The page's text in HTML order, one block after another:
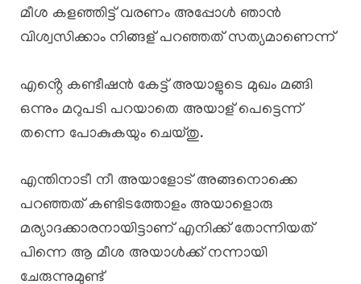
മീശ കളഞ്ഞിട്ട് വരണം അപ്പോൾ ഞാൻ
വിശ്വസിക്കാം നിങ്ങള് പറഞ്ഞത് സത്യമാണെന്ന്
എൻ്റെ കണ്ടീഷൻ കേട്ട് അയാളുടെ മുഖം മങ്ങി
ഒന്നും മറുപടി പറയാതെ അയാള് പെട്ടെന്ന്
തന്നെ പോകുകയും ചെയ്തു.
എന്തിനാടീ നീ അയാളോട് അങ്ങനൊക്കെ
പറഞ്ഞത് കണ്ടിടത്തോളം അയാളൊരു
മര്യാദക്കാരനായിട്ടാണ് എനിക്ക് തോന്നിയത്
പിന്നെ ആ മീശ അയാൾക്ക് നന്നായി
ചേരുന്നുമുണ്ട്